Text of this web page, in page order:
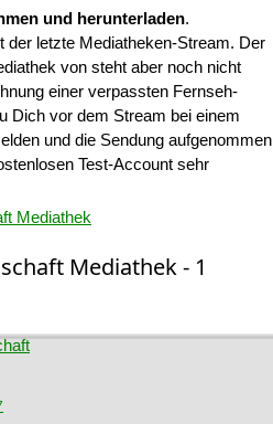
und herunterladen.
der letzte Mediatheken-Stream. Der
von steht aber noch nicht
einer verpassten Fernseh-
Dich vor dem Stream bei einem
und die Sendung aufgenommen
Test-Account sehr
Mediathek
Mediathek - 1